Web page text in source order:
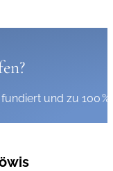
und zu 100